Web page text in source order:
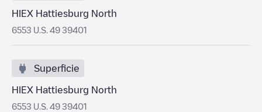
HIEX Hattiesburg North
6553 U.S. 49 39401
Superficie
HIEX Hattiesburg North
6553 U.S. 49 39401